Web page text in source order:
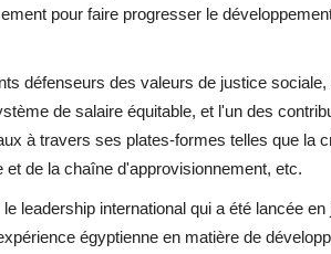
pour faire progresser le
défenseurs des valeurs de justice
de salaire équitable, et l'un des
à travers ses plates-formes telles que la
de la chaîne d'approvisionnement, etc.
leadership international qui a été lancée en
égyptienne en matière de